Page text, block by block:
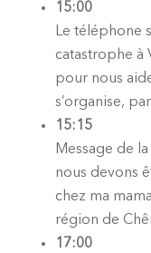
15:00
Le téléphone
catastrophe à
pour nous
s’organise,
15:15
Message de
nous devons
chez ma
région de
17:00